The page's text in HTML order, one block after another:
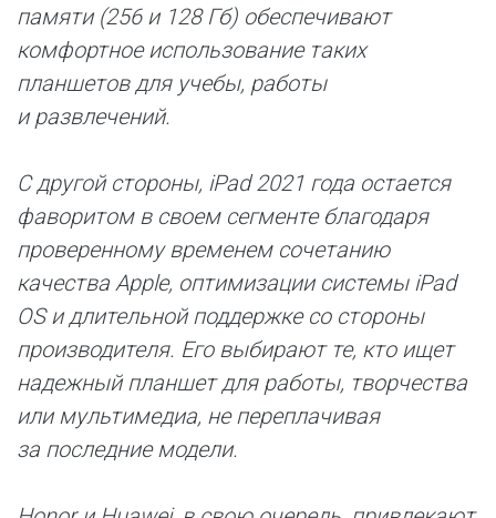
памяти (256 и 128 Гб) обеспечивают
комфортное использование таких
планшетов для учебы, работы
и развлечений.
С другой стороны, iPad 2021 года остается
фаворитом в своем сегменте благодаря
проверенному временем сочетанию
качества Apple, оптимизации системы iPad
OS и длительной поддержке со стороны
производителя. Его выбирают те, кто ищет
надежный планшет для работы, творчества
или мультимедиа, не переплачивая
за последние модели.